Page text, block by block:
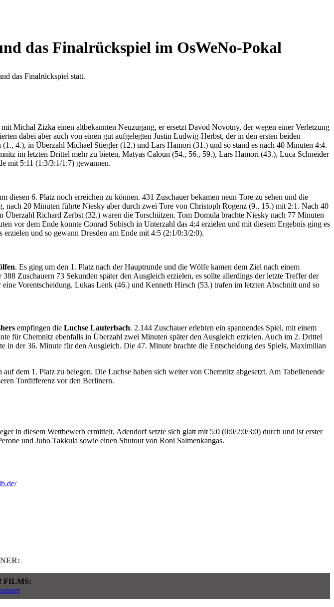
das Finalrückspiel im OsWeNo-Pokal
das Finalrückspiel statt.
mit Michal Zizka einen altbekannten Neuzugang, er ersetzt Davod Novotny, der wegen einer Verletzung
dabei aber auch von einen gut aufgelegten Justin Ludwig-Herbst, der in den ersten beiden
4.), in Überzahl Michael Stiegler (12.) und Lars Hamori (31.) und so stand es nach 40 Minuten 4:4.
im letzten Drittel mehr zu bieten, Matyas Caloun (54., 56., 59.), Lars Hamori (43.), Luca Schneider
mit 5:11 (1:3/3:1/1:7) gewannen.
diesen 6. Platz noch erreichen zu können. 431 Zuschauer bekamen neun Tore zu sehen und die
20 Minuten führte Niesky aber durch zwei Tore von Christoph Rogenz (9., 15.) mit 2:1. Nach 40
Richard Zerbst (32.) waren die Torschützen. Tom Domula brachte Niesky nach 77 Minuten
vor dem Ende konnte Conrad Sobisch in Unterzahl das 4:4 erzielen und mit diesem Ergebnis ging es
und so gewann Dresden am Ende mit 4:5 (2:1/0:3/2:0).
. Es ging um den 1. Platz nach der Hauptrunde und die Wölfe kamen dem Ziel nach einem
Zuschauern 73 Sekunden später den Ausgleich erzielen, es sollte allerdings der letzte Treffer der
Vorentscheidung. Lukas Lenk (46.) und Kenneth Hirsch (53.) trafen im letzten Abschnitt und so
empfingen die Luchse Lauterbach. 2.144 Zuschauer erlebten ein spannendes Spiel, mit einem
für Chemnitz ebenfalls in Überzahl zwei Minuten später den Ausgleich erzielen. Auch im 2. Drittel
der 36. Minute für den Ausgleich. Die 47. Minute brachte die Entscheidung des Spiels, Maximilian
dem 1. Platz zu belegen. Die Luchse haben sich weiter von Chemnitz abgesetzt. Am Tabellenende
Tordifferenz vor den Berlinern.
in diesem Wettbewerb ermittelt. Adendorf setzte sich glatt mit 5:0 (0:0/2:0/3:0) durch und ist erster
und Juho Takkula sowie einen Shutout von Roni Salmenkangas.
FILMS: